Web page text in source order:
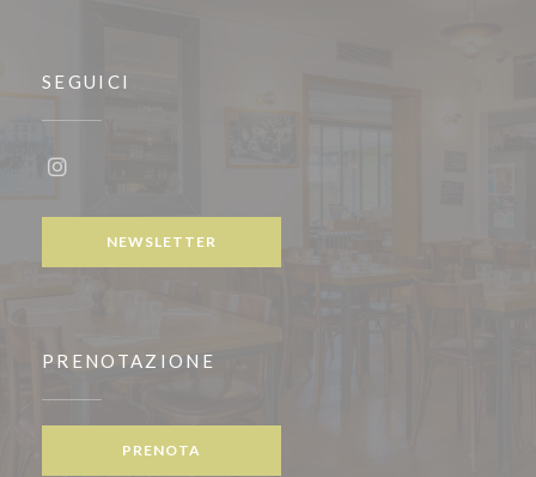
SEGUICI
NEWSLETTER
PRENOTAZIONE
PRENOTA